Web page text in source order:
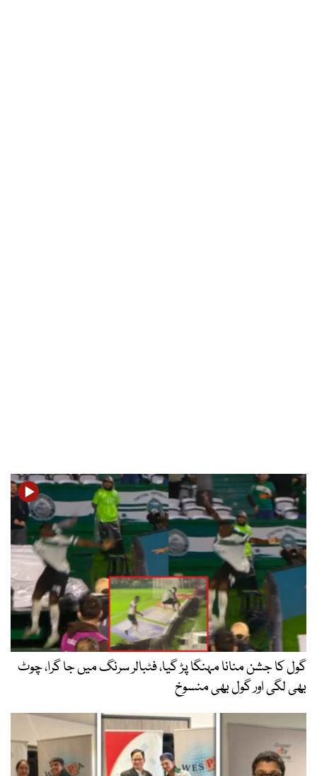
گول کا جشن منانا مہنگا پڑ گیا، فٹبالر سرنگ میں جا گرا، چوٹ
بھی لگی اور گول بھی منسوخ